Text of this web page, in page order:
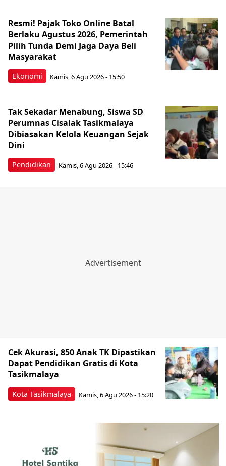
Ekonomi
Resmi! Pajak Toko Online Batal
Berlaku Agustus 2026, Pemerintah
Pilih Tunda Demi Jaga Daya Beli
Masyarakat
Kamis, 6 Agu 2026 - 15:50
Pendidikan
Tak Sekadar Menabung, Siswa SD
Perumnas Cisalak Tasikmalaya
Dibiasakan Kelola Keuangan Sejak
Dini
Kamis, 6 Agu 2026 - 15:46
Kota Tasikmalaya
Cek Akurasi, 850 Anak TK Dipastikan
Dapat Pendidikan Gratis di Kota
Tasikmalaya
Kamis, 6 Agu 2026 - 15:20